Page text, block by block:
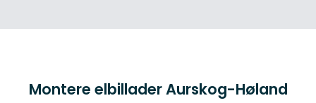
Montere elbillader Aurskog-Høland